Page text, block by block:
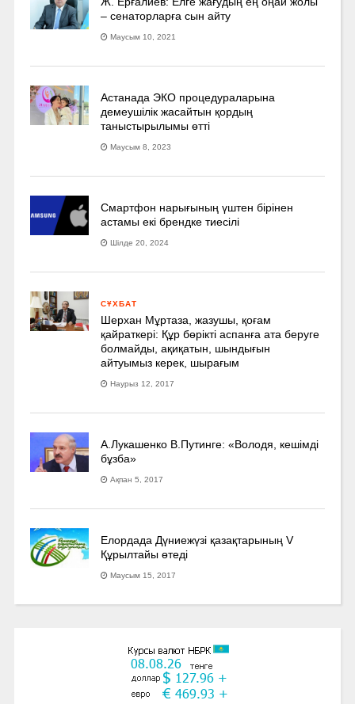
– сенаторларға сын айту
Маусым 10, 2021
Астанада ЭКО процедураларына
демеушілік жасайтын қордың
таныстырылымы өтті
Маусым 8, 2023
Смартфон нарығының үштен бірінен
астамы екі брендке тиесілі
Шілде 20, 2024
СҰХБАТ
Шерхан Мұртаза, жазушы, қоғам
қайраткері: Құр бөрікті аспанға ата беруге
болмайды, ақиқатын, шындығын
айтуымыз керек, шырағым
Наурыз 12, 2017
А.Лукашенко В.Путинге: «Володя, кешімді
бұзба»
Ақпан 5, 2017
Елордада Дүниежүзі қазақтарының V
Құрылтайы өтеді
Маусым 15, 2017